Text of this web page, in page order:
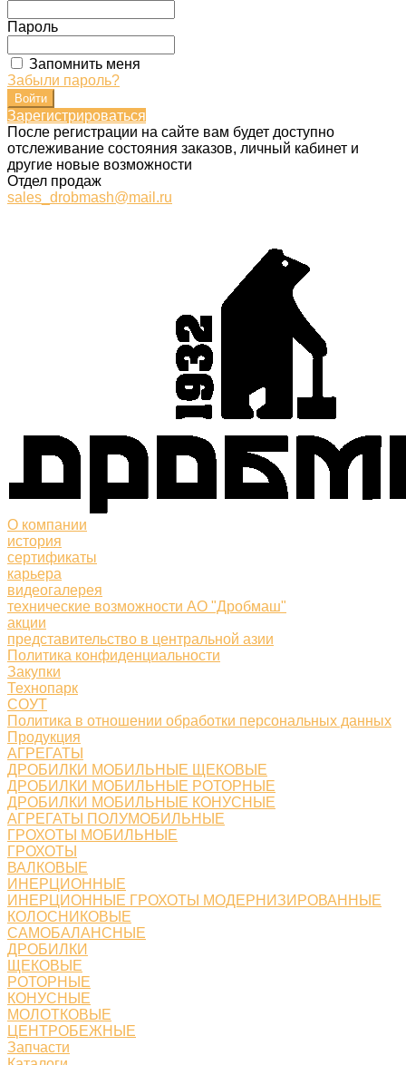
Пароль
Запомнить меня
Забыли пароль?
Зарегистрироваться
После регистрации на сайте вам будет доступно
отслеживание состояния заказов, личный кабинет и
другие новые возможности
Отдел продаж
sales_drobmash@mail.ru
О компании
история
сертификаты
карьера
видеогалерея
технические возможности АО "Дробмаш"
акции
представительство в центральной азии
Политика конфиденциальности
Закупки
Технопарк
СОУТ
Политика в отношении обработки персональных данных
Продукция
АГРЕГАТЫ
ДРОБИЛКИ МОБИЛЬНЫЕ ЩЕКОВЫЕ
ДРОБИЛКИ МОБИЛЬНЫЕ РОТОРНЫЕ
ДРОБИЛКИ МОБИЛЬНЫЕ КОНУСНЫЕ
АГРЕГАТЫ ПОЛУМОБИЛЬНЫЕ
ГРОХОТЫ МОБИЛЬНЫЕ
ГРОХОТЫ
ВАЛКОВЫЕ
ИНЕРЦИОННЫЕ
ИНЕРЦИОННЫЕ ГРОХОТЫ МОДЕРНИЗИРОВАННЫЕ
КОЛОСНИКОВЫЕ
САМОБАЛАНСНЫЕ
ДРОБИЛКИ
ЩЕКОВЫЕ
РОТОРНЫЕ
КОНУСНЫЕ
МОЛОТКОВЫЕ
ЦЕНТРОБЕЖНЫЕ
Запчасти